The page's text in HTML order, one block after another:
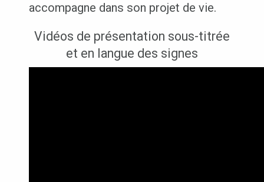
accompagne dans son projet de vie.
Vidéos de présentation sous-titrée
et en langue des signes